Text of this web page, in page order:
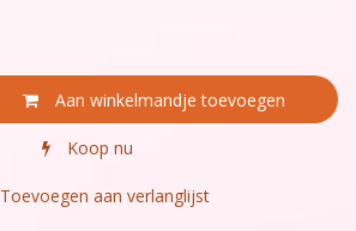
Aan winkelmandje toevoegen
Koop nu
Toevoegen aan verlanglijst